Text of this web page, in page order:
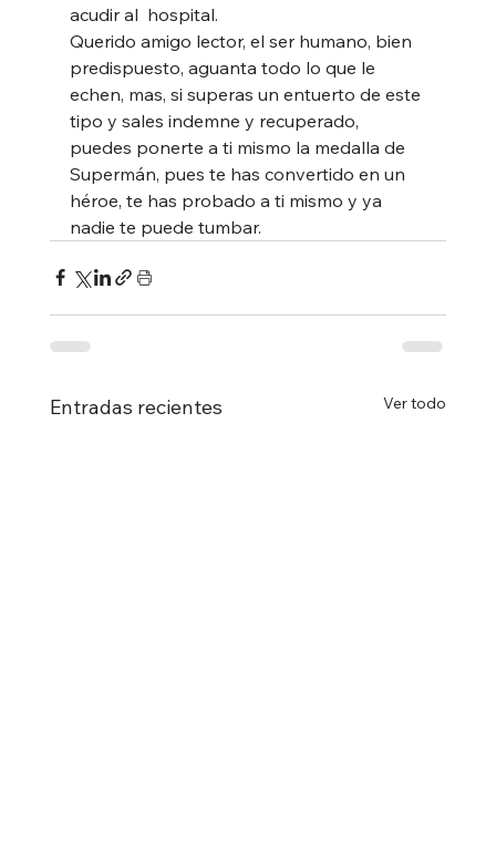
acudir al  hospital.
Querido amigo lector, el ser humano, bien
predispuesto, aguanta todo lo que le
echen, mas, si superas un entuerto de este
tipo y sales indemne y recuperado,
puedes ponerte a ti mismo la medalla de
Supermán, pues te has convertido en un
héroe, te has probado a ti mismo y ya
nadie te puede tumbar.
Entradas recientes Ver todo